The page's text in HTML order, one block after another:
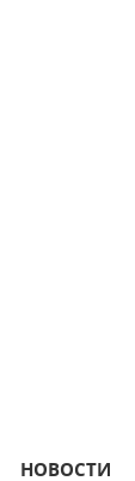
НОВОСТИ